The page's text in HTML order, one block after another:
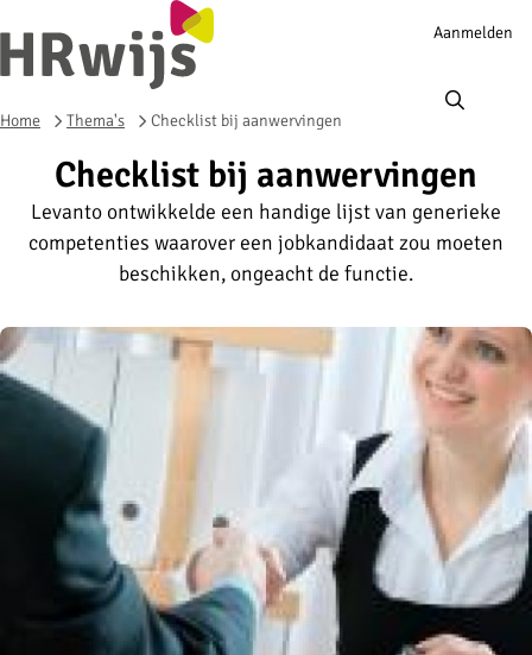
Account
Aanmelden
Home Thema's Checklist bij aanwervingen
Checklist bij aanwervingen
Levanto ontwikkelde een handige lijst van generieke
competenties waarover een jobkandidaat zou moeten
beschikken, ongeacht de functie.